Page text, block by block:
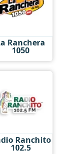
Ranchera
1050
Ranchito
102.5